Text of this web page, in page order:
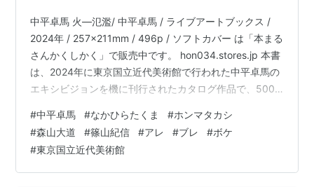
中平卓馬 火―氾濫/ 中平卓馬 / ライブアートブックス /
2024年 / 257x211mm / 496p / ソフトカバー は「本まる
さんかくしかく」で販売中です。 hon034.stores.jp 本書
は、2024年に東京国立近代美術館で行われた中平卓馬の
エキシビジョンを機に刊行されたカタログ作品で、500
「作品」が時系列で紹介されています。たしか、ホンマ
タカシさんの作品で知った写真家さん。「アレ・ブレ・
ボケ」はあまり好みではないけれど、気になります。
#中平卓馬 #なかひらたくま #ホンマタカシ
#森山大道 #篠山紀信 #アレ #ブレ #ボケ
#東京国立近代美術館